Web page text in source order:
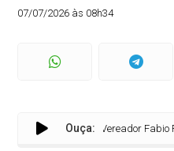
07/07/2026 às 08h34
Ouça:Vereador Fabio